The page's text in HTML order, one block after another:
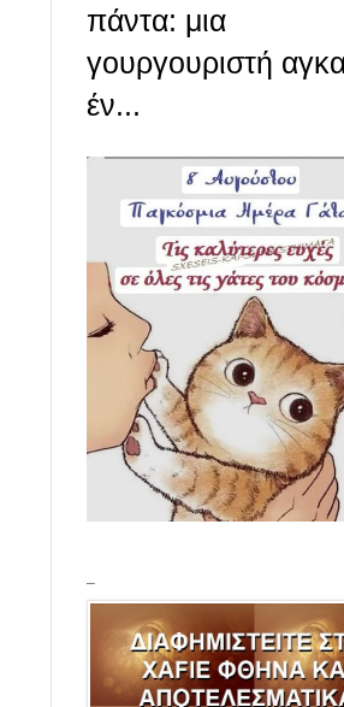
πάντα: μια
γουργουριστή
έν...